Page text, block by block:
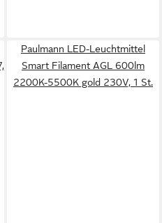
Paulmann LED-Leuchtmittel
Smart Filament AGL 600lm
2200K-5500K gold 230V, 1 St.